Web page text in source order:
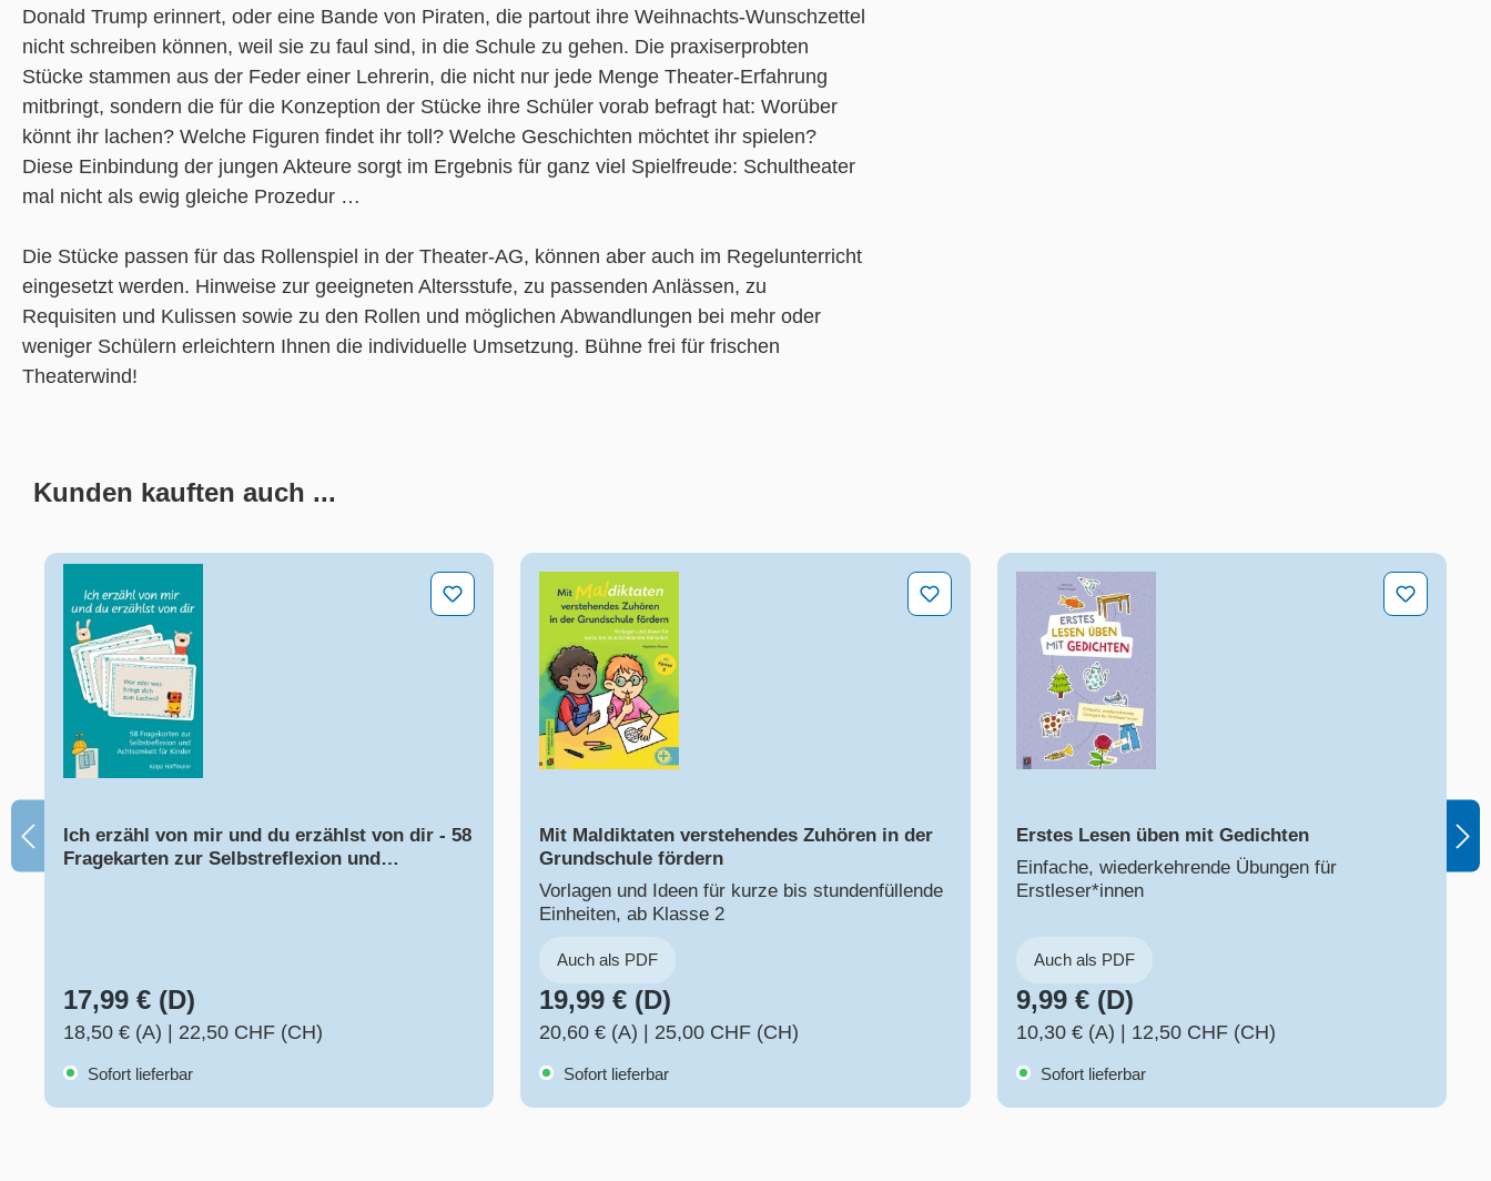
Donald Trump erinnert, oder eine Bande von Piraten, die partout ihre Weihnachts-Wunschzettel
nicht schreiben können, weil sie zu faul sind, in die Schule zu gehen. Die praxiserprobten
Stücke stammen aus der Feder einer Lehrerin, die nicht nur jede Menge Theater-Erfahrung
mitbringt, sondern die für die Konzeption der Stücke ihre Schüler vorab befragt hat: Worüber
könnt ihr lachen? Welche Figuren findet ihr toll? Welche Geschichten möchtet ihr spielen?
Diese Einbindung der jungen Akteure sorgt im Ergebnis für ganz viel Spielfreude: Schultheater
mal nicht als ewig gleiche Prozedur …
Die Stücke passen für das Rollenspiel in der Theater-AG, können aber auch im Regelunterricht
eingesetzt werden. Hinweise zur geeigneten Altersstufe, zu passenden Anlässen, zu
Requisiten und Kulissen sowie zu den Rollen und möglichen Abwandlungen bei mehr oder
weniger Schülern erleichtern Ihnen die individuelle Umsetzung. Bühne frei für frischen
Theaterwind!
Kunden kauften auch ...
Ich erzähl von mir und du erzählst von dir - 58 Fragekarten zur Selbstreflexion und Achtsamkeit für Kinder
Ich erzähl von mir und du erzählst von dir - 58
Fragekarten zur Selbstreflexion und
17,99 € (D)
18,50 € (A) 22,50 CHF (CH)
Sofort lieferbar
Mit Maldiktaten verstehendes Zuhören in der Grundschule fördern
Mit Maldiktaten verstehendes Zuhören in der
Grundschule fördern
Vorlagen und Ideen für kurze bis stundenfüllende
Einheiten, ab Klasse 2
Auch als PDF
19,99 € (D)
20,60 € (A) 25,00 CHF (CH)
Sofort lieferbar
Erstes Lesen üben mit Gedichten
Erstes Lesen üben mit Gedichten
Einfache, wiederkehrende Übungen für
Erstleser*innen
Auch als PDF
9,99 € (D)
10,30 € (A) 12,50 CHF (CH)
Sofort lieferbar